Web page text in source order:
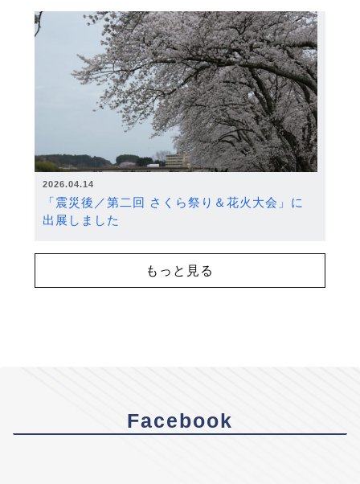
2026.04.14
「震災後／第二回 さくら祭り＆花火大会」に
出展しました
もっと見る
Facebook